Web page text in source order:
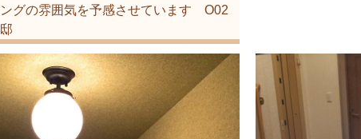
ングの雰囲気を予感させています O02
邸